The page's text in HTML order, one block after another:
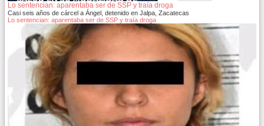
Lo sentencian: aparentaba ser de SSP y traía droga
Casi seis años de cárcel a Ángel, detenido en Jalpa, Zacatecas
Lo sentencian: aparentaba ser de SSP y traía droga